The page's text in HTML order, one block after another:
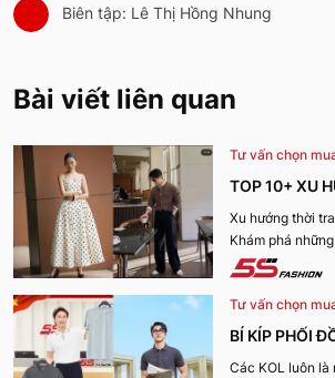
Biên tập: Lê Thị Hồng Nhung
Bài viết liên quan
Tư vấn chọn
TOP 10+ XU
THU ĐÔNG
BÃO
Xu hướng thời
Khám phá
“làm mưa làm
Tư vấn chọn
BÍ KÍP PHỐI
KOL 5S
Các KOL luôn là